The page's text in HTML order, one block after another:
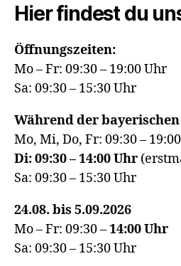
Hier findest du
Öffnungszeiten:
Mo – Fr: 09:30 – 19:00 Uhr
Sa: 09:30 – 15:30 Uhr
Während der
Mo, Mi, Do, Fr: 09:30 –
Di: 09:30 – 14:00 Uhr
Sa: 09:30 – 15:30 Uhr
24.08. bis 5.09.2026
Mo – Fr: 09:30 –14:00Uhr
Sa: 09:30 – 15:30 Uhr